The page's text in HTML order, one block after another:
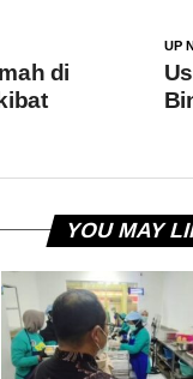
UP
di
YOU MAY